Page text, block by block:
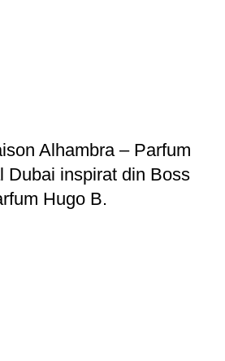
Alhambra – Parfum
Dubai inspirat din Boss
Hugo B.